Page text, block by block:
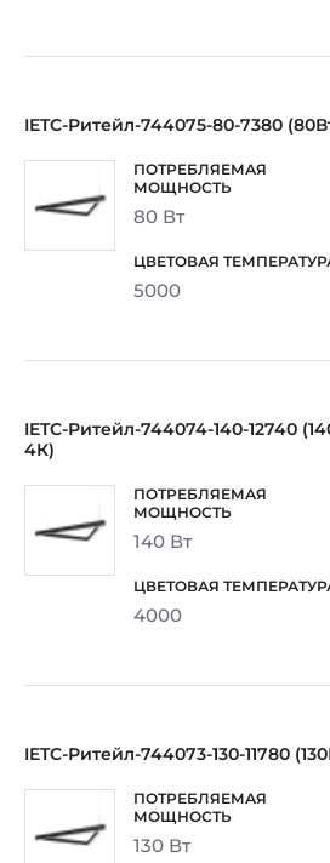
IETC-Ритейл-744075-80-7380
80 Вт
5000
IETC-Ритейл-744074-140-12740
4К)
140 Вт
4000
IETC-Ритейл-744073-130-11780
130 Вт